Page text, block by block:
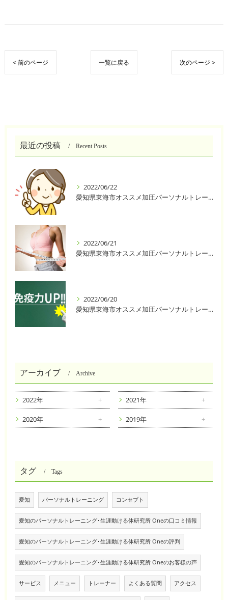
< 前のページ 一覧に戻る 次のページ >
最近の投稿 Recent Posts
2022/06/22
愛知県東海市オススメ加圧パーソナルトレーニングジム One❣️
2022/06/21
愛知県東海市オススメ加圧パーソナルトレーニングジム One❣️
2022/06/20
愛知県東海市オススメ加圧パーソナルトレーニングジム One❣️
アーカイブ Archive
2022年 2021年
2020年 2019年
タグ Tags
愛知 パーソナルトレーニング コンセプト
愛知のパーソナルトレーニング･生涯動ける体研究所 Oneの口コミ情報
愛知のパーソナルトレーニング･生涯動ける体研究所 Oneの評判
愛知のパーソナルトレーニング･生涯動ける体研究所 Oneのお客様の声
サービス メニュー トレーナー よくある質問 アクセス